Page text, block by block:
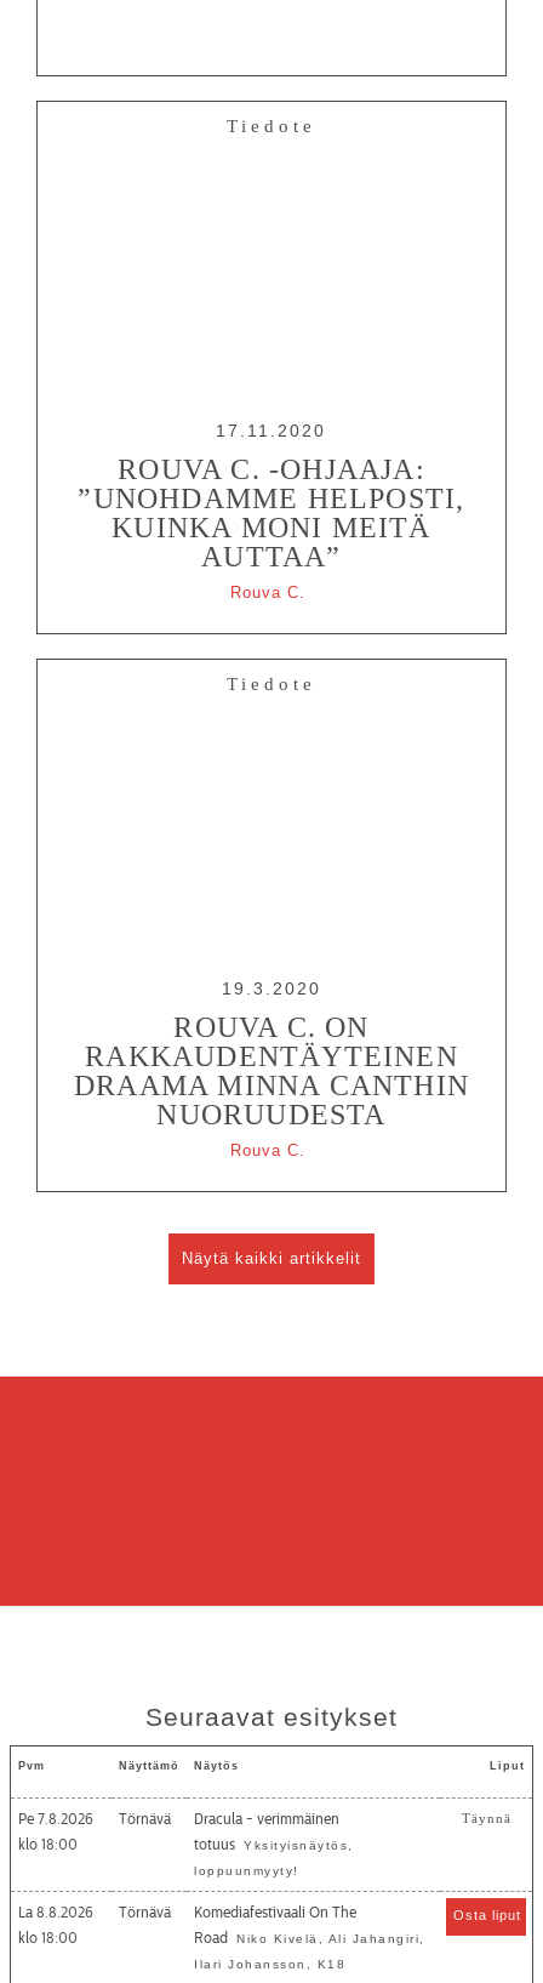
Tiedote
17.11.2020
ROUVA C. -OHJAAJA:
”UNOHDAMME HELPOSTI,
KUINKA MONI MEITÄ
AUTTAA”
Rouva C.
Tiedote
19.3.2020
ROUVA C. ON
RAKKAUDENTÄYTEINEN
DRAAMA MINNA CANTHIN
NUORUUDESTA
Rouva C.
Näytä kaikki artikkelit
Seuraavat esitykset
Pvm Näyttämö Näytös Liput
Pe 7.8.2026
18:00
Törnävä
Dracula - verimmäinen
totuus
Yksityisnäytös,
loppuunmyyty!
Täynnä
La 8.8.2026
18:00
Törnävä
Komediafestivaali On The
Road
Niko Kivelä, Ali Jahangiri,
Ilari Johansson, K18
Osta liput